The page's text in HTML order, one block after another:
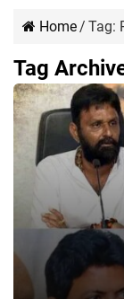
Home/ Tag:
Tag